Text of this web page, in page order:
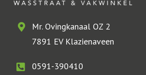
Mr. Ovingkanaal OZ 2
7891 EV Klazienaveen
0591-390410